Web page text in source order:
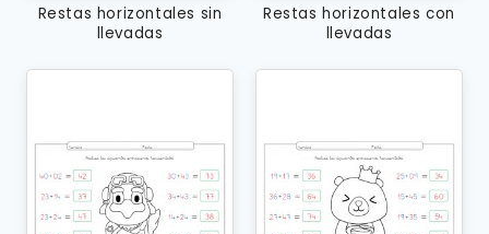
Restas horizontales sin
llevadas
Restas horizontales con
llevadas